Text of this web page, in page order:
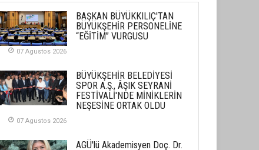
METİN ERTEM
YENİ HİCRİ YIL VE ÜLKEMİZDE
YAŞANANLAR!
21 Haziran 2026
SEMRA ŞAHİN
KENDİNE UYANMAK
30 Temmuz 2026
İlgi Alanlarımız ve Biz
BAŞKAN BÜYÜKKILIÇ'TAN
BÜYÜKŞEHİR PERSONELİNE
“EĞİTİM” VURGUSU
07 Agustos 2026
BÜYÜKŞEHİR BELEDİYESİ
SPOR A.Ş., ÂŞIK SEYRANİ
FESTİVALİ'NDE MİNİKLERİN
NEŞESİNE ORTAK OLDU
07 Agustos 2026
AGÜ'lü Akademisyen Doç. Dr.